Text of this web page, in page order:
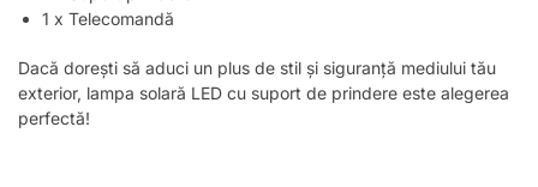
1 x Telecomandă
Dacă dorești să aduci un plus de stil și siguranță mediului tău
exterior, lampa solară LED cu suport de prindere este alegerea
perfectă!